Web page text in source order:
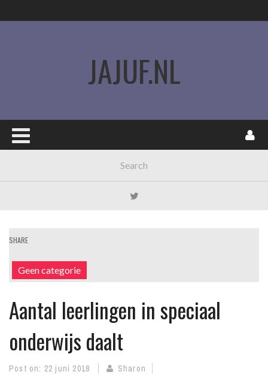
JAJUF.NL
SHARE
Geen categorie
Aantal leerlingen in speciaal
onderwijs daalt
Post on: 22 juni 2018 Sharon